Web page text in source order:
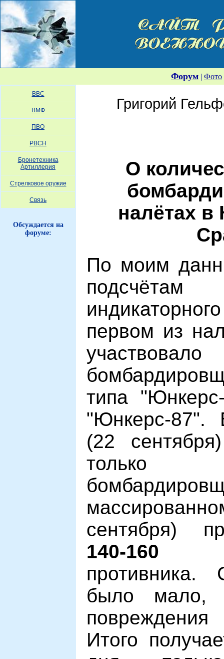
Форум | Фото
ВВС
ВМФ
ПВО
РВСН
Бронетехника
Артиллерия
Стрелковое оружие
Связь
Обсуждается на
форуме:
Григорий
О
налётах в
По моим
первом из
типа
"Юнкерс-87".
(22
сентября)
140-160
противника.
было мало,
Итого